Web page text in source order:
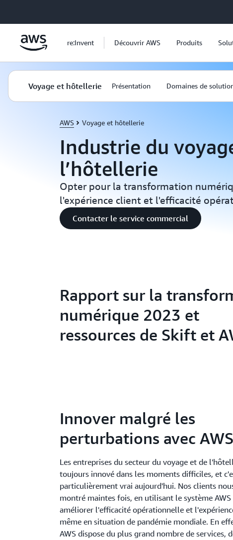
re:Invent Découvrir AWS Produits
Voyage et hôtellerie Présentation Domaines de
AWS Voyage et hôtellerie
Industrie du
l’hôtellerie
Opter pour la transformation
l'expérience client et l'efficacité
Contacter le service commercial
Rapport sur la
numérique 2023 et
ressources de Skift et
Innover malgré les
perturbations avec AWS
Les entreprises du secteur du voyage et de
toujours innové dans les moments difficiles, et
particulièrement vrai aujourd'hui. Nos clients
montré maintes fois, en utilisant le système
améliorer l'efficacité opérationnelle et
même en situation de pandémie mondiale. En
AWS dispose du plus grand nombre de services,